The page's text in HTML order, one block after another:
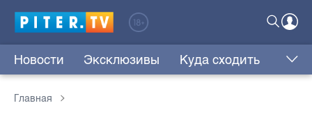
Новости Эксклюзивы Куда сходить
Главная